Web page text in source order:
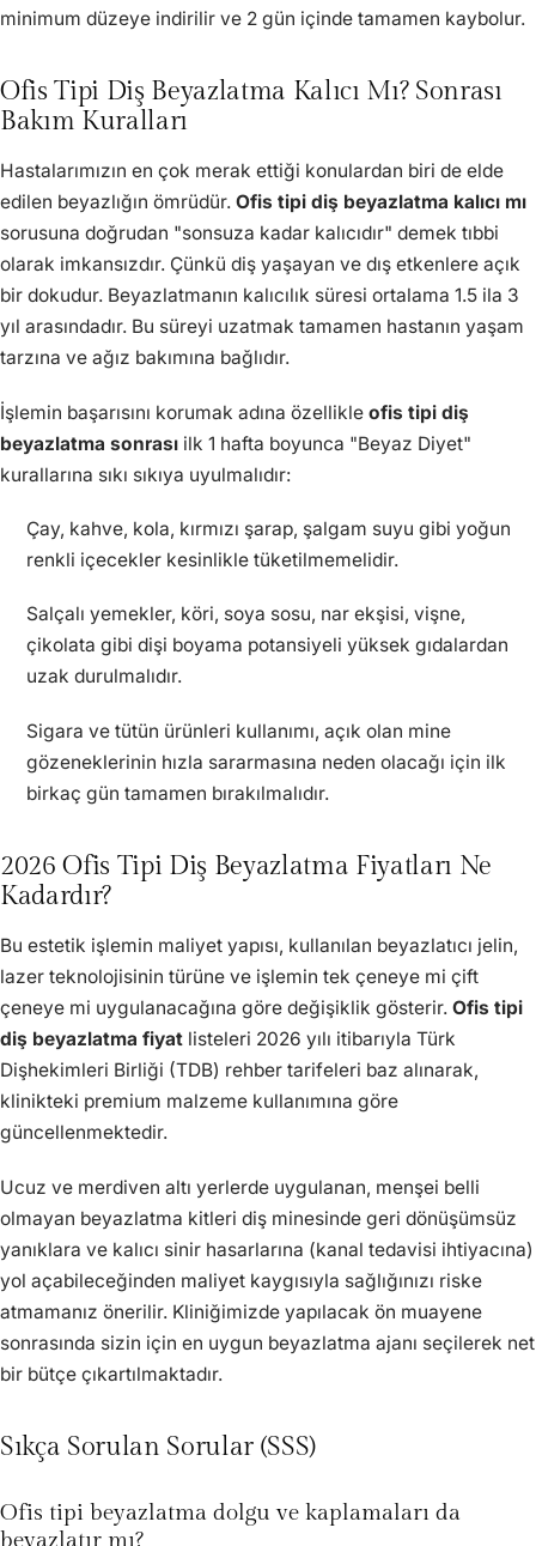
minimum düzeye indirilir ve 2 gün içinde tamamen kaybolur.
Ofis Tipi Diş Beyazlatma Kalıcı Mı? Sonrası
Bakım Kuralları
Hastalarımızın en çok merak ettiği konulardan biri de elde
edilen beyazlığın ömrüdür. Ofis tipi diş beyazlatma kalıcı mı
sorusuna doğrudan "sonsuza kadar kalıcıdır" demek tıbbi
olarak imkansızdır. Çünkü diş yaşayan ve dış etkenlere açık
bir dokudur. Beyazlatmanın kalıcılık süresi ortalama 1.5 ila 3
yıl arasındadır. Bu süreyi uzatmak tamamen hastanın yaşam
tarzına ve ağız bakımına bağlıdır.
İşlemin başarısını korumak adına özellikle ofis tipi diş
beyazlatma sonrası ilk 1 hafta boyunca "Beyaz Diyet"
kurallarına sıkı sıkıya uyulmalıdır:
Çay, kahve, kola, kırmızı şarap, şalgam suyu gibi yoğun
renkli içecekler kesinlikle tüketilmemelidir.
Salçalı yemekler, köri, soya sosu, nar ekşisi, vişne,
çikolata gibi dişi boyama potansiyeli yüksek gıdalardan
uzak durulmalıdır.
Sigara ve tütün ürünleri kullanımı, açık olan mine
gözeneklerinin hızla sararmasına neden olacağı için ilk
birkaç gün tamamen bırakılmalıdır.
2026 Ofis Tipi Diş Beyazlatma Fiyatları Ne
Kadardır?
Bu estetik işlemin maliyet yapısı, kullanılan beyazlatıcı jelin,
lazer teknolojisinin türüne ve işlemin tek çeneye mi çift
çeneye mi uygulanacağına göre değişiklik gösterir. Ofis tipi
diş beyazlatma fiyat listeleri 2026 yılı itibarıyla Türk
Dişhekimleri Birliği (TDB) rehber tarifeleri baz alınarak,
klinikteki premium malzeme kullanımına göre
güncellenmektedir.
Ucuz ve merdiven altı yerlerde uygulanan, menşei belli
olmayan beyazlatma kitleri diş minesinde geri dönüşümsüz
yanıklara ve kalıcı sinir hasarlarına (kanal tedavisi ihtiyacına)
yol açabileceğinden maliyet kaygısıyla sağlığınızı riske
atmamanız önerilir. Kliniğimizde yapılacak ön muayene
sonrasında sizin için en uygun beyazlatma ajanı seçilerek net
bir bütçe çıkartılmaktadır.
Sıkça Sorulan Sorular (SSS)
Ofis tipi beyazlatma dolgu ve kaplamaları da
beyazlatır mı?